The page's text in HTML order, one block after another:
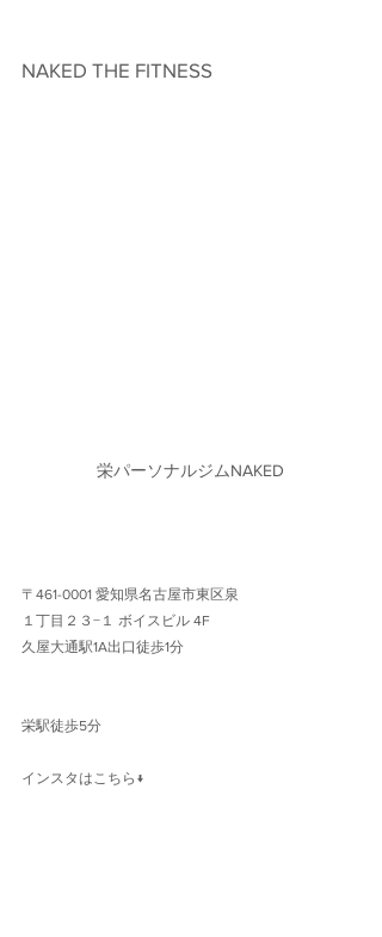
NAKED THE FITNESS
栄パーソナルジムNAKED
〒461-0001 愛知県名古屋市東区泉
１丁目２３−１ ボイスビル 4F
久屋大通駅1A出口徒歩1分
栄駅徒歩5分
インスタはこちら↓